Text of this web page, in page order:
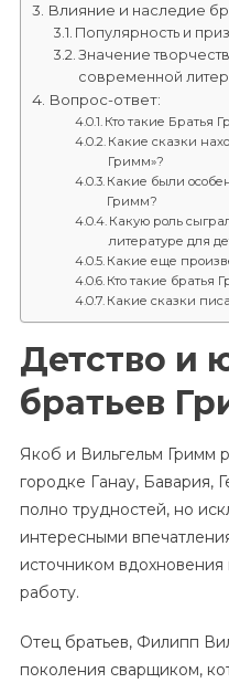
Влияние и наследие
Популярность и
Значение
современной
Вопрос-ответ:
Кто такие Братья
Какие сказки
Гримм»?
Какие были
Гримм?
Какую роль
литературе для
Какие еще
Кто такие братья
Какие сказки
Детство и
братьев
Якоб и Вильгельм Гримм
городке Ганау, Бавария,
полно трудностей, но
интересными
источником
работу.
Отец братьев, Филипп
поколения сварщиком,